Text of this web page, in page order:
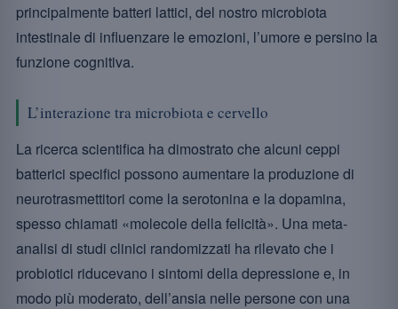
principalmente batteri lattici, del nostro microbiota
intestinale di influenzare le emozioni, l’umore e persino la
funzione cognitiva.
L’interazione tra microbiota e cervello
La ricerca scientifica ha dimostrato che alcuni ceppi
batterici specifici possono aumentare la produzione di
neurotrasmettitori come la serotonina e la dopamina,
spesso chiamati «molecole della felicità». Una meta-
analisi di studi clinici randomizzati ha rilevato che i
probiotici riducevano i sintomi della depressione e, in
modo più moderato, dell’ansia nelle persone con una